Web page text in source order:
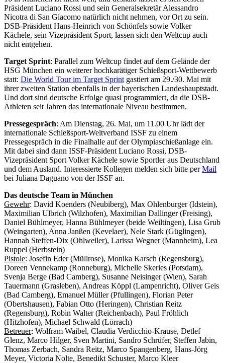
Präsident Luciano Rossi und sein Generalsekretär Alessandro
Nicotra di San Giacomo natürlich nicht nehmen, vor Ort zu sein.
DSB-Präsident Hans-Heinrich von Schönfels sowie Volker
Kächele, sein Vizepräsident Sport, lassen sich den Weltcup auch
nicht entgehen.
Target Sprint: Parallel zum Weltcup findet auf dem Gelände der
HSG München ein weiterer hochkarätiger Schießsport-Wettbewerb
statt: Die World Tour im Target Sprint gastiert am 29./30. Mai mit
ihrer zweiten Station ebenfalls in der bayerischen Landeshauptstadt.
Und dort sind deutsche Erfolge quasi programmiert, da die DSB-
Athleten seit Jahren das internationale Niveau bestimmen.
Pressegespräch: Am Dienstag, 26. Mai, um 11.00 Uhr lädt der
internationale Schießsport-Weltverband ISSF zu einem
Pressegespräch in die Finalhalle auf der Olympiaschießanlage ein.
Mit dabei sind dann ISSF-Präsident Luciano Rossi, DSB-
Vizepräsident Sport Volker Kächele sowie Sportler aus Deutschland
und dem Ausland. Interessierte Kollegen melden sich bitte perMail
bei Juliana Daguano von der ISSF an.
Das deutsche Team in München
Gewehr: David Koenders (Neubiberg), Max Ohlenburger (Idstein),
Maximilian Ulbrich (Wilzhofen), Maximilian Dallinger (Freising),
Daniel Bühlmeyer, Hanna Bühlmeyer (beide Weiltingen), Lisa Grub
(Weingarten), Anna Janßen (Kevelaer), Nele Stark (Güglingen),
Hannah Steffen-Dix (Ohlweiler), Larissa Wegner (Mannheim), Lea
Ruppel (Herbstein)
Pistole: Josefin Eder (Müllrose), Monika Karsch (Regensburg),
Doreen Vennekamp (Ronneburg), Michelle Skeries (Potsdam),
Svenja Berge (Bad Camberg), Susanne Neisinger (Wien), Sarah
Tauermann (Grasleben), Andreas Köppl (Lampenricht), Oliver Geis
(Bad Camberg), Emanuel Müller (Pfullingen), Florian Peter
(Obertshausen), Fabian Otto (Heringen), Christian Reitz
(Regensburg), Robin Walter (Reichenbach), Paul Fröhlich
(Hitzhofen), Michael Schwald (Lörrach)
Betreuer: Wolfram Waibel, Claudia Verdicchio-Krause, Detlef
Glenz, Marco Hilger, Sven Martini, Sandro Schrüfer, Steffen Jabin,
Thomas Zerbach, Sandra Reitz, Marco Spangenberg, Hans-Jörg
Meyer, Victoria Nolte, Benedikt Schuster, Marco Kleer